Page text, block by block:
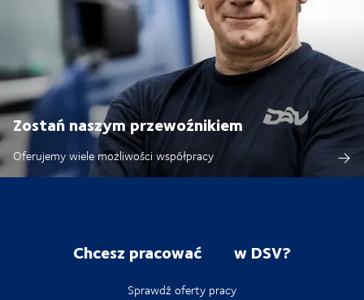
Zostań naszym przewoźnikiem
Oferujemy wiele możliwości współpracy
Chcesz pracować w DSV?
Sprawdź oferty pracy